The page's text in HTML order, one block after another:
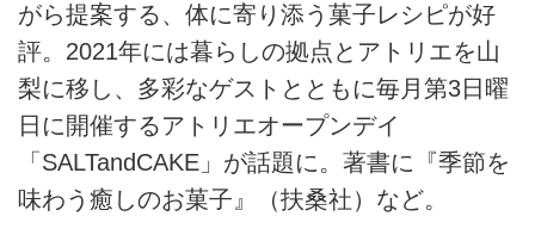
がら提案する、体に寄り添う菓子レシピが好
評。2021年には暮らしの拠点とアトリエを山
梨に移し、多彩なゲストとともに毎月第3日曜
日に開催するアトリエオープンデイ
「SALTandCAKE」が話題に。著書に『季節を
味わう癒しのお菓子』（扶桑社）など。